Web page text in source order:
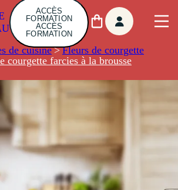
ACCÈS
FORMATION
ACCÈS
FORMATION
de cuisine> Fleurs de courgette
courgette farcies à la brousse